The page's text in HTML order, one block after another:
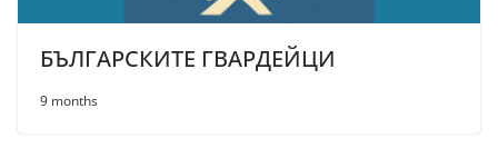
БЪЛГАРСКИТЕ ГВАРДЕЙЦИ
9 months